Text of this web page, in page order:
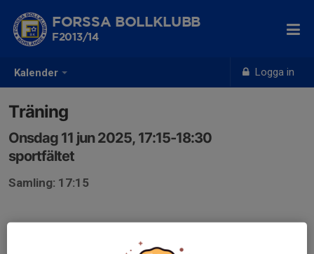
Kalender Logga in
FORSSA BOLLKLUBB
F2013/14
Träning
Onsdag 11 jun 2025, 17:15-18:30
sportfältet
Samling: 17:15